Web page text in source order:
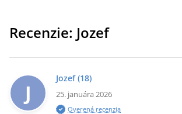
Recenzie: Jozef
J
Jozef (18)
25. januára 2026
Overená recenzia